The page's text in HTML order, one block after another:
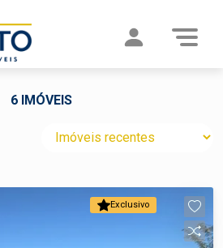
6 IMÓVEIS
Exclusivo